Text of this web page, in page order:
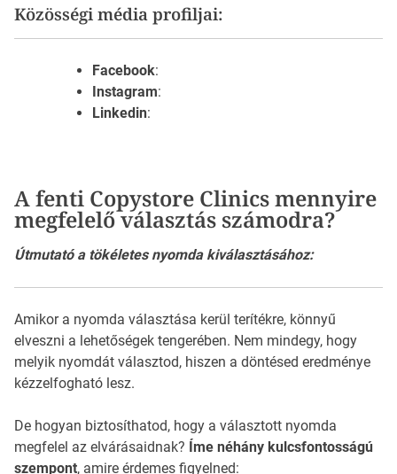
Közösségi média profiljai:
Facebook:
Instagram:
Linkedin:
A fenti Copystore Clinics mennyire
megfelelő választás számodra?
Útmutató a tökéletes nyomda kiválasztásához:
Amikor a nyomda választása kerül terítékre, könnyű
elveszni a lehetőségek tengerében. Nem mindegy, hogy
melyik nyomdát választod, hiszen a döntésed eredménye
kézzelfogható lesz.
De hogyan biztosíthatod, hogy a választott nyomda
megfelel az elvárásaidnak? Íme néhány kulcsfontosságú
szempont, amire érdemes figyelned: